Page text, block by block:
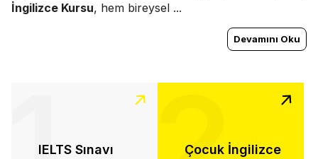
İngilizce Kursu, hem bireysel ...
Devamını Oku
IELTS Sınavı
Çocuk İngilizce